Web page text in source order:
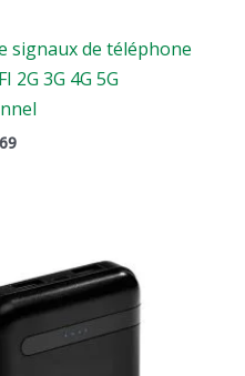
signaux de téléphone
2G 3G 4G 5G
actuel
est
$139.99.